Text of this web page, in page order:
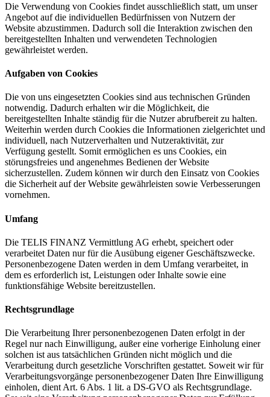
Die Verwendung von Cookies findet ausschließlich statt, um unser
Angebot auf die individuellen Bedürfnissen von Nutzern der
Website abzustimmen. Dadurch soll die Interaktion zwischen den
bereitgestellten Inhalten und verwendeten Technologien
gewährleistet werden.
Aufgaben von Cookies
Die von uns eingesetzten Cookies sind aus technischen Gründen
notwendig. Dadurch erhalten wir die Möglichkeit, die
bereitgestellten Inhalte ständig für die Nutzer abrufbereit zu halten.
Weiterhin werden durch Cookies die Informationen zielgerichtet und
individuell, nach Nutzerverhalten und Nutzeraktivität, zur
Verfügung gestellt. Somit ermöglichen es uns Cookies, ein
störungsfreies und angenehmes Bedienen der Website
sicherzustellen. Zudem können wir durch den Einsatz von Cookies
die Sicherheit auf der Website gewährleisten sowie Verbesserungen
vornehmen.
Umfang
Die TELIS FINANZ Vermittlung AG erhebt, speichert oder
verarbeitet Daten nur für die Ausübung eigener Geschäftszwecke.
Personenbezogene Daten werden in dem Umfang verarbeitet, in
dem es erforderlich ist, Leistungen oder Inhalte sowie eine
funktionsfähige Website bereitzustellen.
Rechtsgrundlage
Die Verarbeitung Ihrer personenbezogenen Daten erfolgt in der
Regel nur nach Einwilligung, außer eine vorherige Einholung einer
solchen ist aus tatsächlichen Gründen nicht möglich und die
Verarbeitung durch gesetzliche Vorschriften gestattet. Soweit wir für
Verarbeitungsvorgänge personenbezogener Daten Ihre Einwilligung
einholen, dient Art. 6 Abs. 1 lit. a DS-GVO als Rechtsgrundlage.